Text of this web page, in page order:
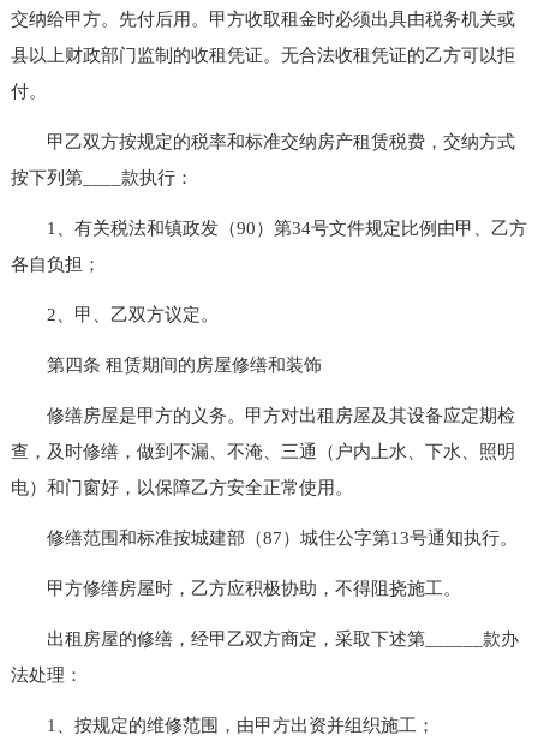
交纳给甲方。先付后用。甲方收取租金时必须出具由税务机关或
县以上财政部门监制的收租凭证。无合法收租凭证的乙方可以拒
付。
甲乙双方按规定的税率和标准交纳房产租赁税费，交纳方式
按下列第____款执行：
1、有关税法和镇政发（90）第34号文件规定比例由甲、乙方
各自负担；
2、甲、乙双方议定。
第四条 租赁期间的房屋修缮和装饰
修缮房屋是甲方的义务。甲方对出租房屋及其设备应定期检
查，及时修缮，做到不漏、不淹、三通（户内上水、下水、照明
电）和门窗好，以保障乙方安全正常使用。
修缮范围和标准按城建部（87）城住公字第13号通知执行。
甲方修缮房屋时，乙方应积极协助，不得阻挠施工。
出租房屋的修缮，经甲乙双方商定，采取下述第______款办
法处理：
1、按规定的维修范围，由甲方出资并组织施工；